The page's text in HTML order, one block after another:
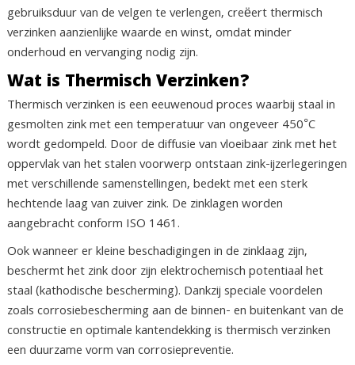
gebruiksduur van de velgen te verlengen, creëert thermisch
verzinken aanzienlijke waarde en winst, omdat minder
onderhoud en vervanging nodig zijn.
Wat is Thermisch Verzinken?
Thermisch verzinken is een eeuwenoud proces waarbij staal in
gesmolten zink met een temperatuur van ongeveer 450°C
wordt gedompeld. Door de diffusie van vloeibaar zink met het
oppervlak van het stalen voorwerp ontstaan zink-ijzerlegeringen
met verschillende samenstellingen, bedekt met een sterk
hechtende laag van zuiver zink. De zinklagen worden
aangebracht conform ISO 1461.
Ook wanneer er kleine beschadigingen in de zinklaag zijn,
beschermt het zink door zijn elektrochemisch potentiaal het
staal (kathodische bescherming). Dankzij speciale voordelen
zoals corrosiebescherming aan de binnen- en buitenkant van de
constructie en optimale kantendekking is thermisch verzinken
een duurzame vorm van corrosiepreventie.